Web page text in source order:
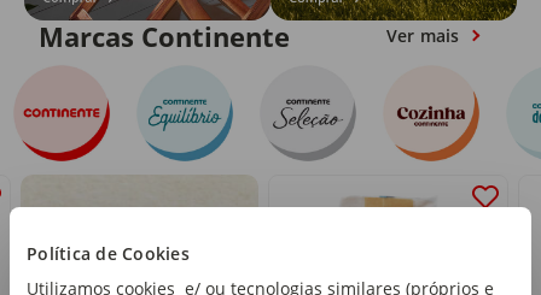
Política de Cookies
Utilizamos cookies e/ ou tecnologias similares (próprios e
Marcas Continente Ver mais